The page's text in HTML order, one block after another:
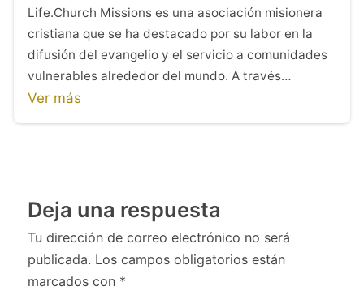
Life.Church Missions es una asociación misionera
cristiana que se ha destacado por su labor en la
difusión del evangelio y el servicio a comunidades
vulnerables alrededor del mundo. A través…
Ver más
Deja una respuesta
Tu dirección de correo electrónico no será
publicada. Los campos obligatorios están
marcados con *